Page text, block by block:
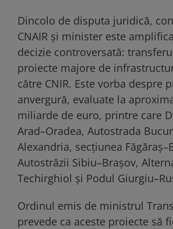
Dincolo de disputa juridică,
CNAIR și minister este
decizie controversată:
proiecte majore de
către CNIR. Este vorba despre
anvergură, evaluate la
miliarde de euro, printre care
Arad–Oradea, Autostrada
Alexandria, secțiunea
Autostrăzii Sibiu–Brașov,
Techirghiol și Podul
Ordinul emis de ministrul
prevede ca aceste proiecte să